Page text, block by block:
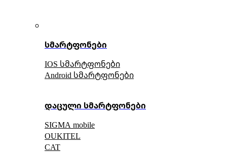
სმარტფონები
IOS სმარტფონები
Android სმარტფონები
დაცული სმარტფონები
SIGMA mobile
OUKITEL
CAT